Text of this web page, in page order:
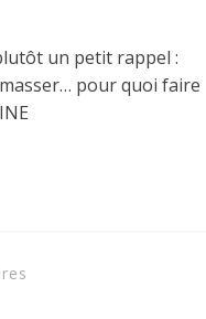
un petit rappel :
pour quoi faire